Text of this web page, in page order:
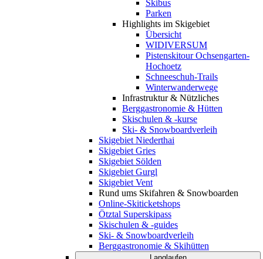
Skibus
Parken
Highlights im Skigebiet
Übersicht
WIDIVERSUM
Pistenskitour Ochsengarten-
Hochoetz
Schneeschuh-Trails
Winterwanderwege
Infrastruktur & Nützliches
Berggastronomie & Hütten
Skischulen & -kurse
Ski- & Snowboardverleih
Skigebiet Niederthai
Skigebiet Gries
Skigebiet Sölden
Skigebiet Gurgl
Skigebiet Vent
Rund ums Skifahren & Snowboarden
Online-Skiticketshops
Ötztal Superskipass
Skischulen & -guides
Ski- & Snowboardverleih
Berggastronomie & Skihütten